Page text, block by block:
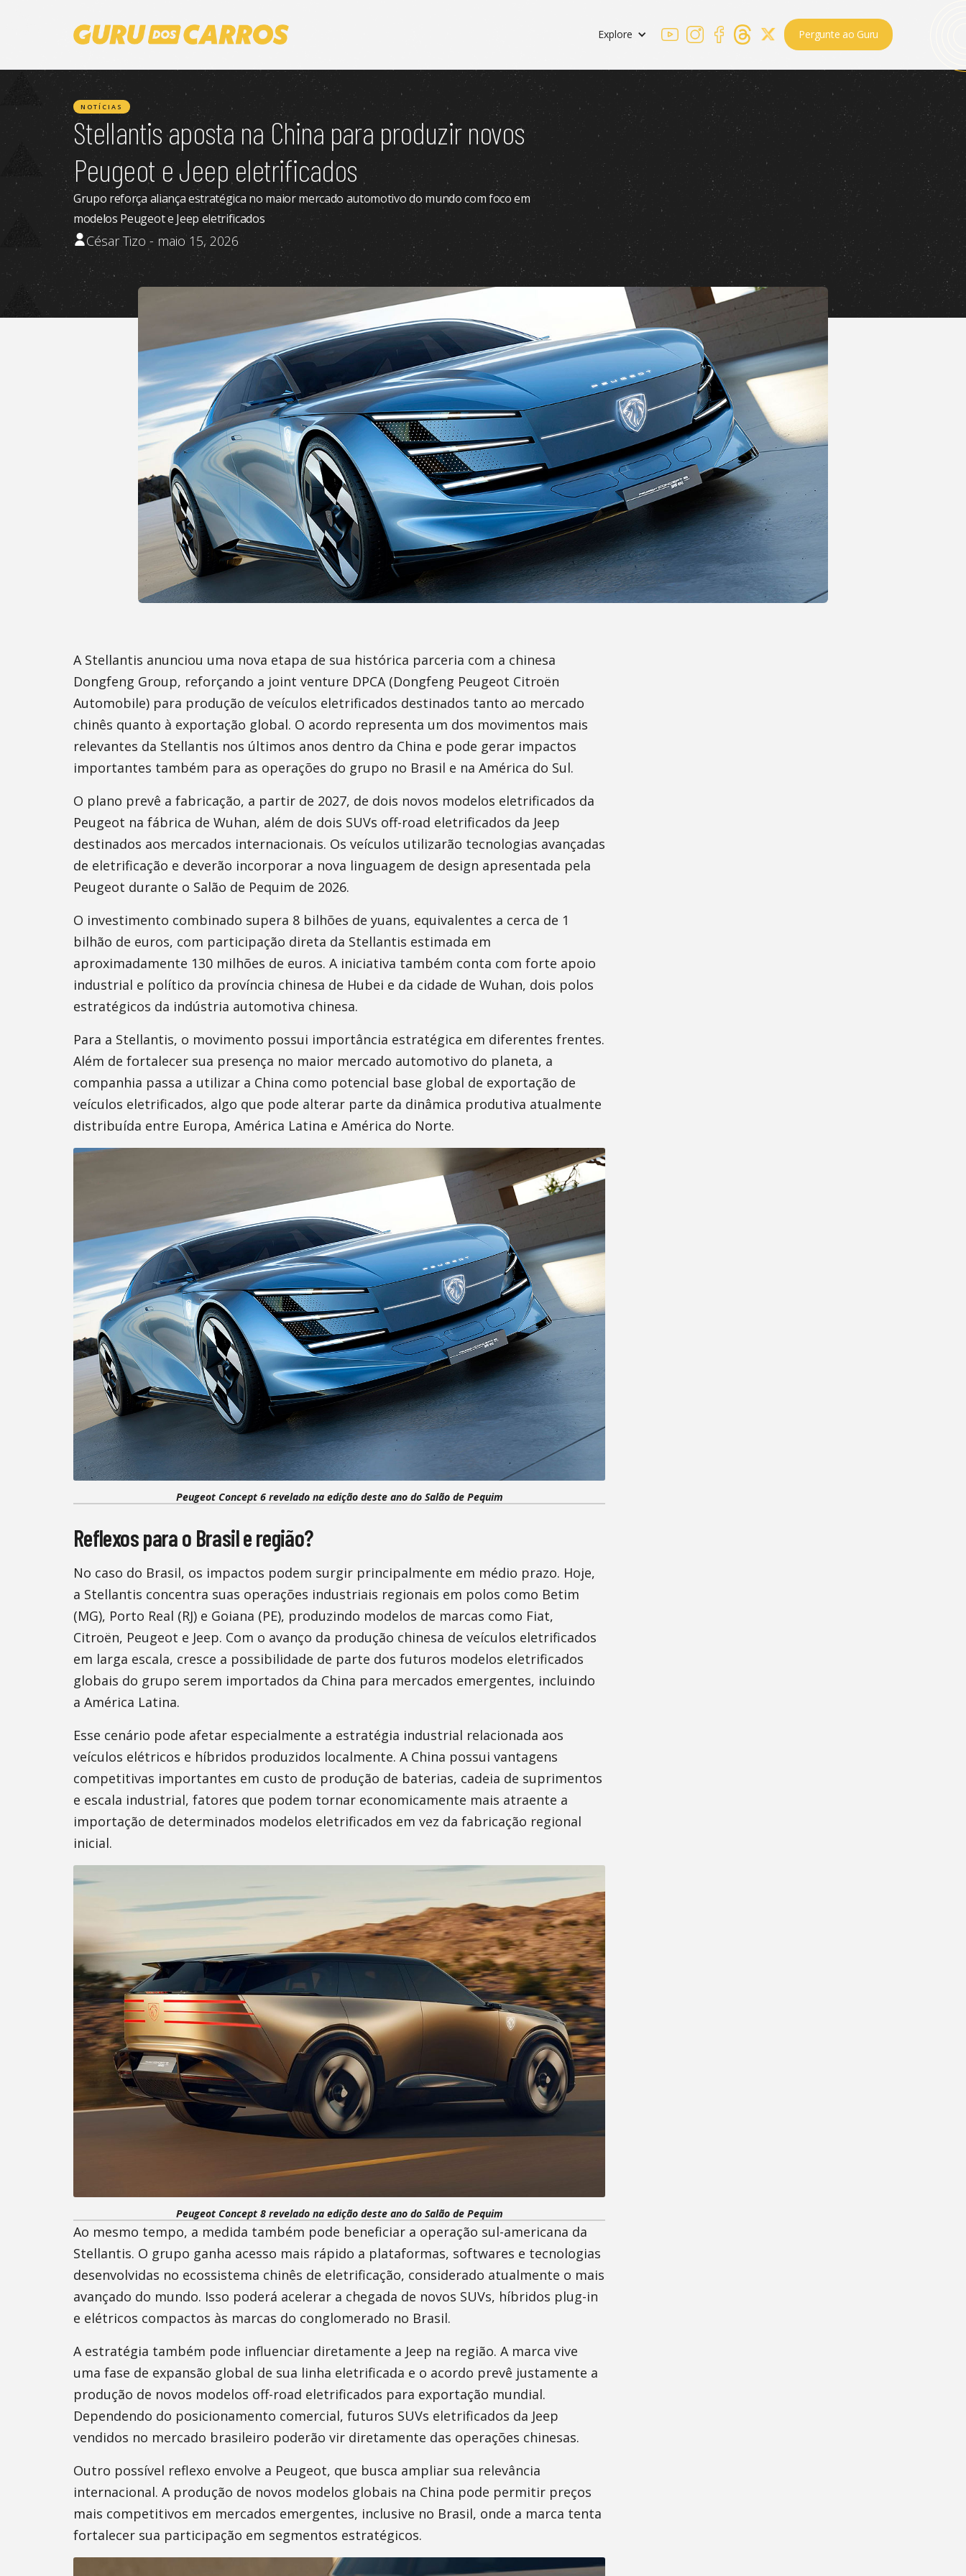
Explore Pergunte ao Guru
NOTÍCIAS
Stellantis aposta na China para produzir novos
Peugeot e Jeep eletrificados
Grupo reforça aliança estratégica no maior mercado automotivo do mundo com foco em
modelos Peugeot e Jeep eletrificados
César Tizo - maio 15, 2026
A Stellantis anunciou uma nova etapa de sua histórica parceria com a chinesa
Dongfeng Group, reforçando a joint venture DPCA (Dongfeng Peugeot Citroën
Automobile) para produção de veículos eletrificados destinados tanto ao mercado
chinês quanto à exportação global. O acordo representa um dos movimentos mais
relevantes da Stellantis nos últimos anos dentro da China e pode gerar impactos
importantes também para as operações do grupo no Brasil e na América do Sul.
O plano prevê a fabricação, a partir de 2027, de dois novos modelos eletrificados da
Peugeot na fábrica de Wuhan, além de dois SUVs off-road eletrificados da Jeep
destinados aos mercados internacionais. Os veículos utilizarão tecnologias avançadas
de eletrificação e deverão incorporar a nova linguagem de design apresentada pela
Peugeot durante o Salão de Pequim de 2026.
O investimento combinado supera 8 bilhões de yuans, equivalentes a cerca de 1
bilhão de euros, com participação direta da Stellantis estimada em
aproximadamente 130 milhões de euros. A iniciativa também conta com forte apoio
industrial e político da província chinesa de Hubei e da cidade de Wuhan, dois polos
estratégicos da indústria automotiva chinesa.
Para a Stellantis, o movimento possui importância estratégica em diferentes frentes.
Além de fortalecer sua presença no maior mercado automotivo do planeta, a
companhia passa a utilizar a China como potencial base global de exportação de
veículos eletrificados, algo que pode alterar parte da dinâmica produtiva atualmente
distribuída entre Europa, América Latina e América do Norte.
Peugeot Concept 6 revelado na edição deste ano do Salão de Pequim
Reflexos para o Brasil e região?
No caso do Brasil, os impactos podem surgir principalmente em médio prazo. Hoje,
a Stellantis concentra suas operações industriais regionais em polos como Betim
(MG), Porto Real (RJ) e Goiana (PE), produzindo modelos de marcas como Fiat,
Citroën, Peugeot e Jeep. Com o avanço da produção chinesa de veículos eletrificados
em larga escala, cresce a possibilidade de parte dos futuros modelos eletrificados
globais do grupo serem importados da China para mercados emergentes, incluindo
a América Latina.
Esse cenário pode afetar especialmente a estratégia industrial relacionada aos
veículos elétricos e híbridos produzidos localmente. A China possui vantagens
competitivas importantes em custo de produção de baterias, cadeia de suprimentos
e escala industrial, fatores que podem tornar economicamente mais atraente a
importação de determinados modelos eletrificados em vez da fabricação regional
inicial.
Peugeot Concept 8 revelado na edição deste ano do Salão de Pequim
Ao mesmo tempo, a medida também pode beneficiar a operação sul-americana da
Stellantis. O grupo ganha acesso mais rápido a plataformas, softwares e tecnologias
desenvolvidas no ecossistema chinês de eletrificação, considerado atualmente o mais
avançado do mundo. Isso poderá acelerar a chegada de novos SUVs, híbridos plug-in
e elétricos compactos às marcas do conglomerado no Brasil.
A estratégia também pode influenciar diretamente a Jeep na região. A marca vive
uma fase de expansão global de sua linha eletrificada e o acordo prevê justamente a
produção de novos modelos off-road eletrificados para exportação mundial.
Dependendo do posicionamento comercial, futuros SUVs eletrificados da Jeep
vendidos no mercado brasileiro poderão vir diretamente das operações chinesas.
Outro possível reflexo envolve a Peugeot, que busca ampliar sua relevância
internacional. A produção de novos modelos globais na China pode permitir preços
mais competitivos em mercados emergentes, inclusive no Brasil, onde a marca tenta
fortalecer sua participação em segmentos estratégicos.